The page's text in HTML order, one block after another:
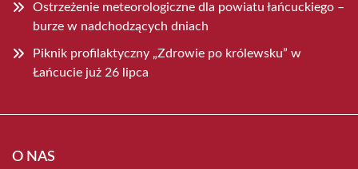
Ostrzeżenie meteorologiczne dla powiatu łańcuckiego –
burze w nadchodzących dniach
Piknik profilaktyczny „Zdrowie po królewsku” w
Łańcucie już 26 lipca
O NAS